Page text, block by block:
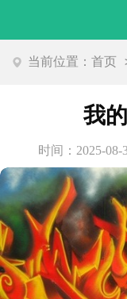
当前位置：首页
我
时间：2025-08-